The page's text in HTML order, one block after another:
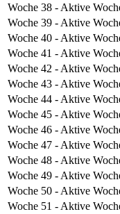
Woche 38 - Aktive
Woche 39 - Aktive
Woche 40 - Aktive
Woche 41 - Aktive
Woche 42 - Aktive
Woche 43 - Aktive
Woche 44 - Aktive
Woche 45 - Aktive
Woche 46 - Aktive
Woche 47 - Aktive
Woche 48 - Aktive
Woche 49 - Aktive
Woche 50 - Aktive
Woche 51 - Aktive